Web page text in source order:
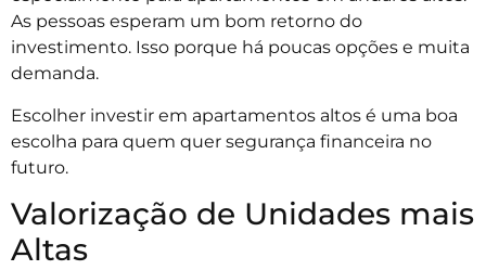
As pessoas esperam um bom retorno do
investimento. Isso porque há poucas opções e muita
demanda.
Escolher investir em apartamentos altos é uma boa
escolha para quem quer segurança financeira no
futuro.
Valorização de Unidades mais
Altas